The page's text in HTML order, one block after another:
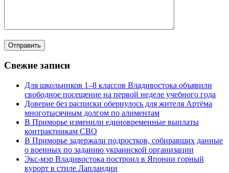
Свежие записи
Для школьников 1–8 классов Владивостока объявили
свободное посещение на первой неделе учебного года
Доверие без расписки обернулось для жителя Артёма
многотысячным долгом по алиментам
В Приморье изменили единовременные выплаты
контрактникам СВО
В Приморье задержали подростков, собиравших данные
о военных по заданию украинской организации
Экс-мэр Владивостока построил в Японии горный
курорт в стиле Лапландии